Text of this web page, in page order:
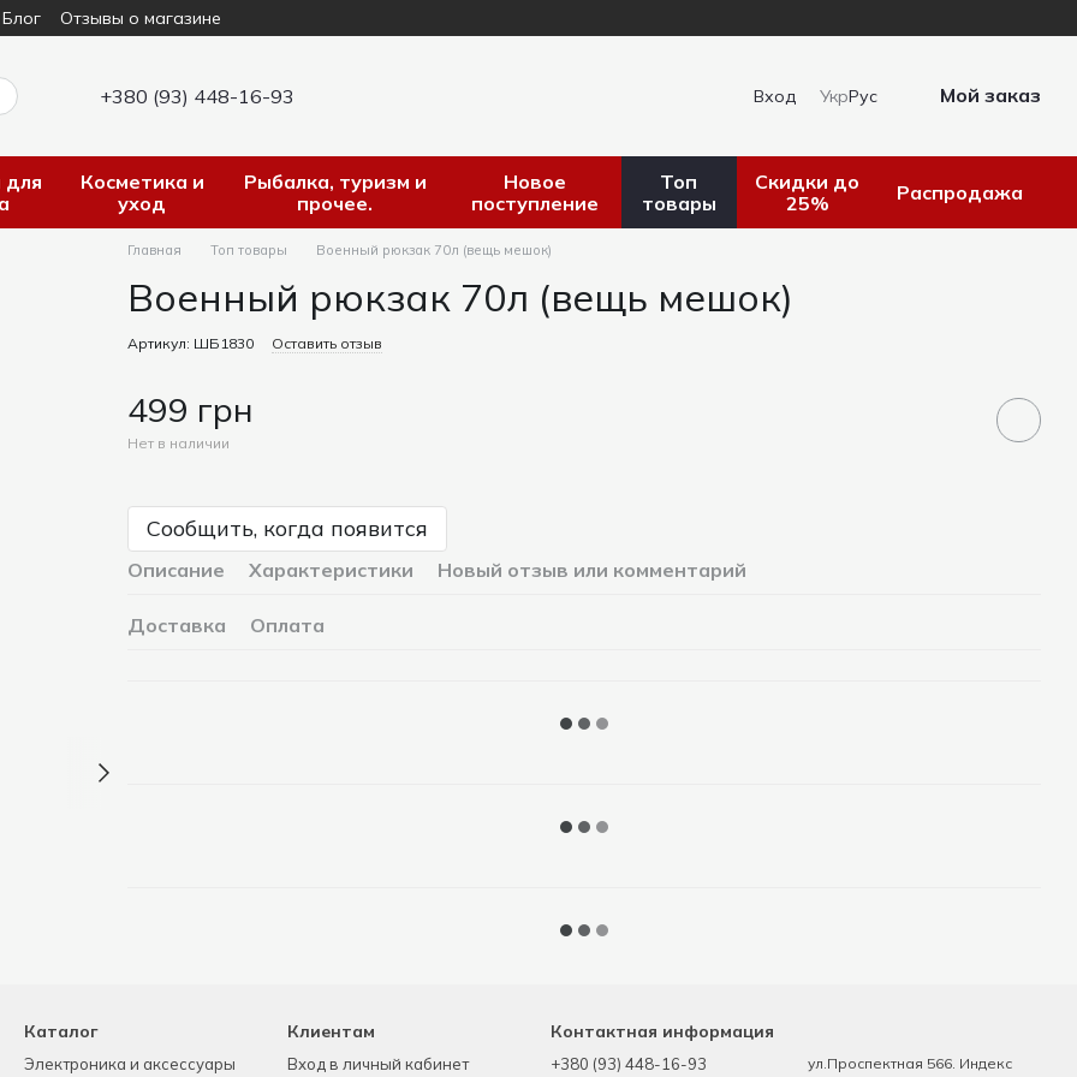
Блог Отзывы о магазине
+380 (93) 448-16-93 Вход УкрРус Мой заказ
для
Косметика и
уход
Рыбалка, туризм и
прочее.
Новое
поступление
Топ
товары
Скидки до
25%
Распродажа
Главная Топ товары Военный рюкзак 70л (вещь мешок)
Военный рюкзак 70л (вещь мешок)
Артикул: ШБ1830 Оставить отзыв
499 грн
Нет в наличии
Сообщить, когда появится
Описание Характеристики Новый отзыв или комментарий
Доставка Оплата
Каталог
Электроника и аксессуары
Клиентам
Вход в личный кабинет
Контактная информация
+380 (93) 448-16-93
ул.Проспектная 566. Индекс